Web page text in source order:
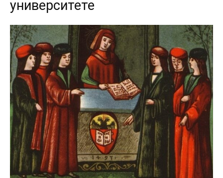
университете